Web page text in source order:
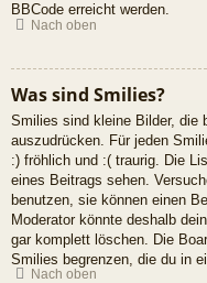
BBCode erreicht werden.
Nach oben
Was sind Smilies?
Smilies sind kleine Bilder, die
auszudrücken. Für jeden
:) fröhlich und :( traurig. Die
eines Beitrags sehen.
benutzen, sie können einen
Moderator könnte deshalb
gar komplett löschen. Die
Smilies begrenzen, die du in
Nach oben